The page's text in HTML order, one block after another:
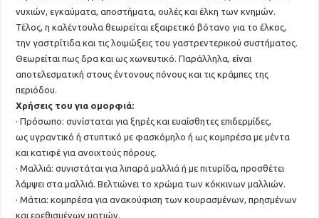
νυχιών, εγκαύματα, αποστήματα, ουλές και έλκη των κνημών.
Τέλος, η καλέντουλα θεωρείται εξαιρετικό βότανο για το έλκος,
την γαστρίτιδα και τις λοιμώξεις του γαστρεντερικού συστήματος.
Θεωρείται πως δρα και ως χωνευτικό. Παράλληλα, είναι
αποτελεσματική στους έντονους πόνους και τις κράμπες της
περιόδου.
Χρήσεις του για ομορφιά:
· Πρόσωπο: συνίσταται για ξηρές και ευαίσθητες επιδερμίδες,
ως υγραντικό ή στυπτικό με φασκόμηλο ή ως κομπρέσα με μέντα
και κατιφέ για ανοιχτούς πόρους.
· Μαλλιά: συνιστάται για λιπαρά μαλλιά ή με πιτυρίδα, προσθέτει
λάμψει στα μαλλιά. Βελτιώνει το χρώμα των κόκκινων μαλλιών.
· Μάτια: κομπρέσα για ανακούφιση των κουρασμένων, πρησμένων
και ερεθισμένων ματιών.